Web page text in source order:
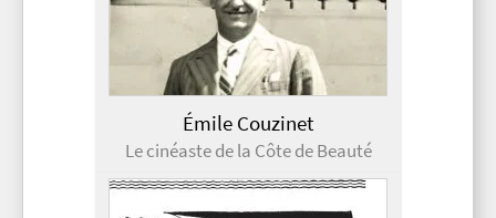
Émile Couzinet
Le cinéaste de la Côte de Beauté